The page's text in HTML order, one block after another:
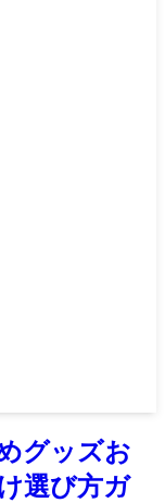
グッズお
選び方ガ